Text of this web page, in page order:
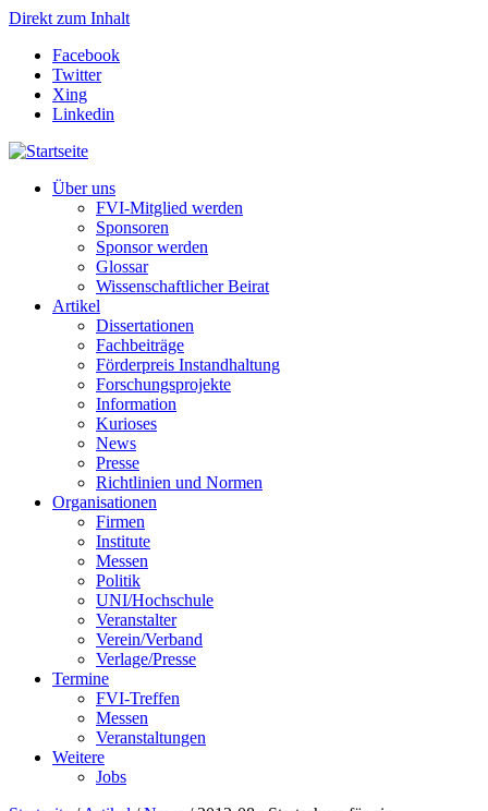
Direkt zum Inhalt
Facebook
Twitter
Xing
Linkedin
Über uns
FVI-Mitglied werden
Sponsoren
Sponsor werden
Glossar
Wissenschaftlicher Beirat
Artikel
Dissertationen
Fachbeiträge
Förderpreis Instandhaltung
Forschungsprojekte
Information
Kurioses
News
Presse
Richtlinien und Normen
Organisationen
Firmen
Institute
Messen
Politik
UNI/Hochschule
Veranstalter
Verein/Verband
Verlage/Presse
Termine
FVI-Treffen
Messen
Veranstaltungen
Weitere
Jobs